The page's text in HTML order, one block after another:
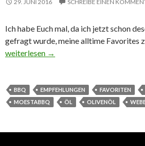
29. JUNI 2016 SCHREIBE EINEN
Ich habe Euch mal, da ich jetzt schon
gefragt wurde, meine alltime Favorites
Meine alltime Favorites
weiterlesen →
BBQ EMPFEHLUNGEN FAVORITEN
MOESTABBQ
ÖL OLIVENÖL